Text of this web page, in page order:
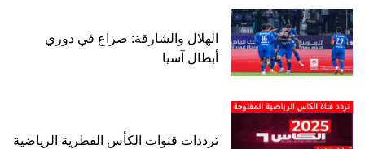
الهلال والشارقة: صراع في دوري
أبطال آسيا
ترددات قنوات الكأس القطرية الرياضية